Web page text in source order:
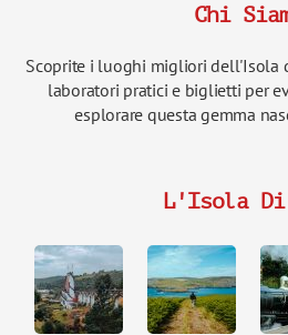
Chi
Scoprite i luoghi migliori dell'Isola
laboratori pratici e biglietti per
esplorare questa gemma
L'Isola Di